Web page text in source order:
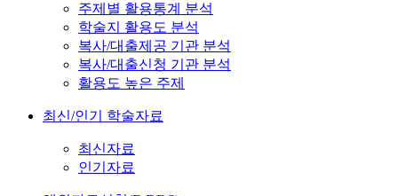
주제별 활용통계 분석
학술지 활용도 분석
복사/대출제공 기관 분석
복사/대출신청 기관 분석
활용도 높은 주제
최신/인기 학술자료
최신자료
인기자료